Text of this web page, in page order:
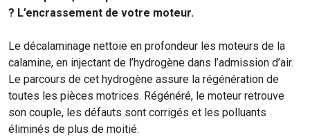
? L’encrassement de votre moteur.
Le décalaminage nettoie en profondeur les moteurs de la
calamine, en injectant de l’hydrogène dans l’admission d’air.
Le parcours de cet hydrogène assure la régénération de
toutes les pièces motrices. Régénéré, le moteur retrouve
son couple, les défauts sont corrigés et les polluants
éliminés de plus de moitié.